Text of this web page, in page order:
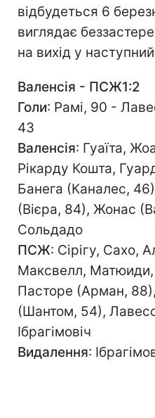
відбудеться 6
виглядає
на вихід у
Валенсія - ПСЖ1:2
Голи: Рамі, 90 -
43
Валенсія: Гуаїта,
Рікарду Кошта,
Банега (Каналес,
(Вієра, 84), Жонас
Сольдадо
ПСЖ: Сірігу, Сахо,
Максвелл, Матюиди,
Пасторе (Арман,
(Шантом, 54),
Ібрагімовіч
Видалення: